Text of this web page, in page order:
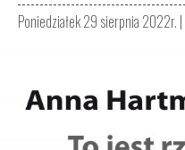
Poniedziałek 29 sierpnia 2022r. |